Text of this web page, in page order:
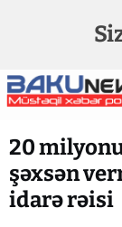
20
şəxsən
idarə rəisi